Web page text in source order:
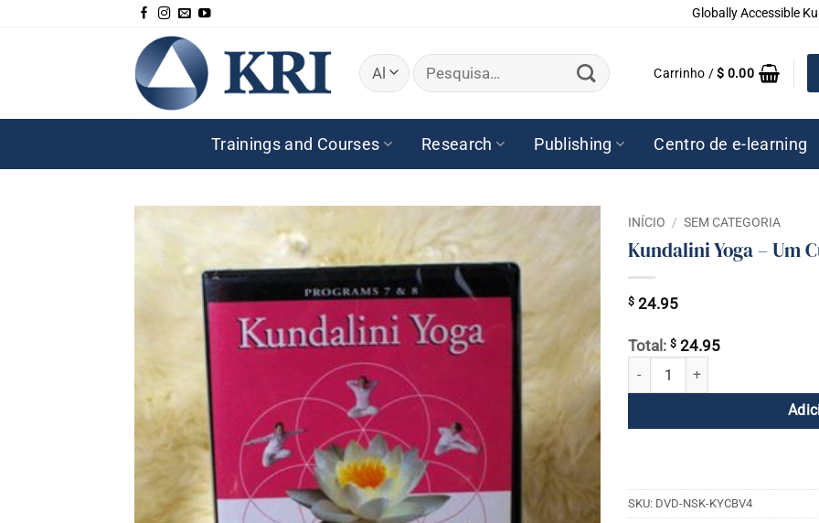
Globally Accessible
Pesquisar
por:
Carrinho /$ 0.00
Trainings and Courses Research Publishing Centro de e-learning
INÍCIO / SEM CATEGORIA
Kundalini Yoga – Um
$ 24.95
Total: $ 24.95
Kundalini Yoga - Um Curso para
SKU: DVD-NSK-KYCBV4